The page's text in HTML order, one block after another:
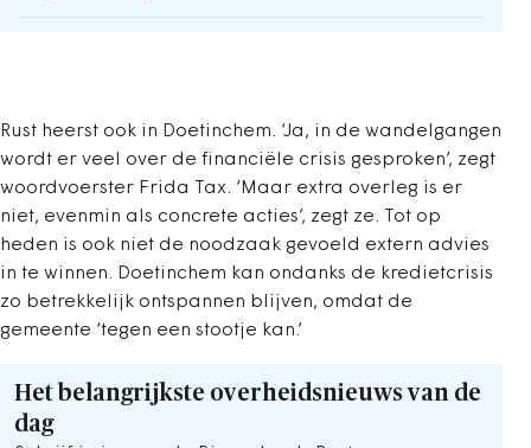
Rust heerst ook in Doetinchem. ‘Ja, in de wandelgangen
wordt er veel over de financiële crisis gesproken’, zegt
woordvoerster Frida Tax. ‘Maar extra overleg is er
niet, evenmin als concrete acties’, zegt ze. Tot op
heden is ook niet de noodzaak gevoeld extern advies
in te winnen. Doetinchem kan ondanks de kredietcrisis
zo betrekkelijk ontspannen blijven, omdat de
gemeente ‘tegen een stootje kan.’
Het belangrijkste overheidsnieuws van de
dag